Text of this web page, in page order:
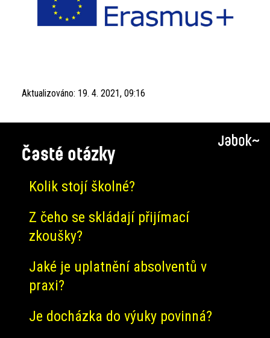
Aktualizováno: 19. 4. 2021, 09:16
Časté otázky
Kolik stojí školné?
Z čeho se skládají přijímací
zkoušky?
Jaké je uplatnění absolventů v
praxi?
Je docházka do výuky povinná?